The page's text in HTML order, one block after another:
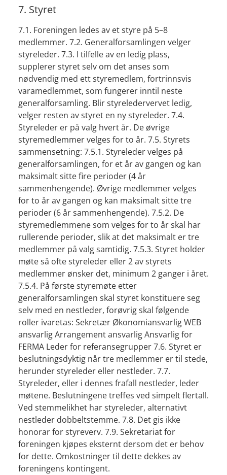
7. Styret
7.1. Foreningen ledes av et styre på 5–8
medlemmer. 7.2. Generalforsamlingen velger
styreleder. 7.3. I tilfelle av en ledig plass,
supplerer styret selv om det anses som
nødvendig med ett styremedlem, fortrinnsvis
varamedlemmet, som fungerer inntil neste
generalforsamling. Blir styreledervervet ledig,
velger resten av styret en ny styreleder. 7.4.
Styreleder er på valg hvert år. De øvrige
styremedlemmer velges for to år. 7.5. Styrets
sammensetning: 7.5.1. Styreleder velges på
generalforsamlingen, for et år av gangen og kan
maksimalt sitte fire perioder (4 år
sammenhengende). Øvrige medlemmer velges
for to år av gangen og kan maksimalt sitte tre
perioder (6 år sammenhengende). 7.5.2. De
styremedlemmene som velges for to år skal har
rullerende perioder, slik at det maksimalt er tre
medlemmer på valg samtidig. 7.5.3. Styret holder
møte så ofte styreleder eller 2 av styrets
medlemmer ønsker det, minimum 2 ganger i året.
7.5.4. På første styremøte etter
generalforsamlingen skal styret konstituere seg
selv med en nestleder, forøvrig skal følgende
roller ivaretas: Sekretær Økonomiansvarlig WEB
ansvarlig Arrangement ansvarlig Ansvarlig for
FERMA Leder for referansegrupper 7.6. Styret er
beslutningsdyktig når tre medlemmer er til stede,
herunder styreleder eller nestleder. 7.7.
Styreleder, eller i dennes frafall nestleder, leder
møtene. Beslutningene treffes ved simpelt flertall.
Ved stemmelikhet har styreleder, alternativt
nestleder dobbeltstemme. 7.8. Det gis ikke
honorar for styreverv. 7.9. Sekretariat for
foreningen kjøpes eksternt dersom det er behov
for dette. Omkostninger til dette dekkes av
foreningens kontingent.